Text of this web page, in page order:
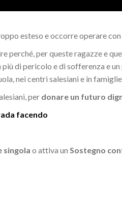
esteso e occorre operare
perché, per queste ragazze e
più di pericolo e di sofferenza e
nei centri salesiani e in
per donare un futuro
singola o attiva un Sostegno